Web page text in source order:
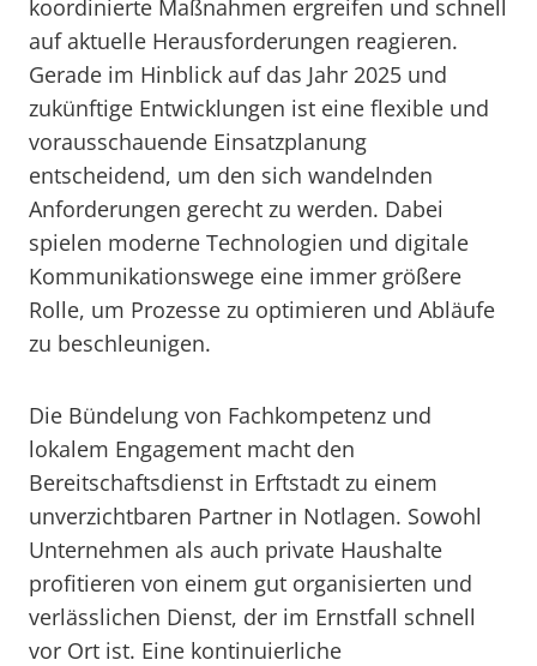
koordinierte Maßnahmen ergreifen und schnell
auf aktuelle Herausforderungen reagieren.
Gerade im Hinblick auf das Jahr 2025 und
zukünftige Entwicklungen ist eine flexible und
vorausschauende Einsatzplanung
entscheidend, um den sich wandelnden
Anforderungen gerecht zu werden. Dabei
spielen moderne Technologien und digitale
Kommunikationswege eine immer größere
Rolle, um Prozesse zu optimieren und Abläufe
zu beschleunigen.
Die Bündelung von Fachkompetenz und
lokalem Engagement macht den
Bereitschaftsdienst in Erftstadt zu einem
unverzichtbaren Partner in Notlagen. Sowohl
Unternehmen als auch private Haushalte
profitieren von einem gut organisierten und
verlässlichen Dienst, der im Ernstfall schnell
vor Ort ist. Eine kontinuierliche